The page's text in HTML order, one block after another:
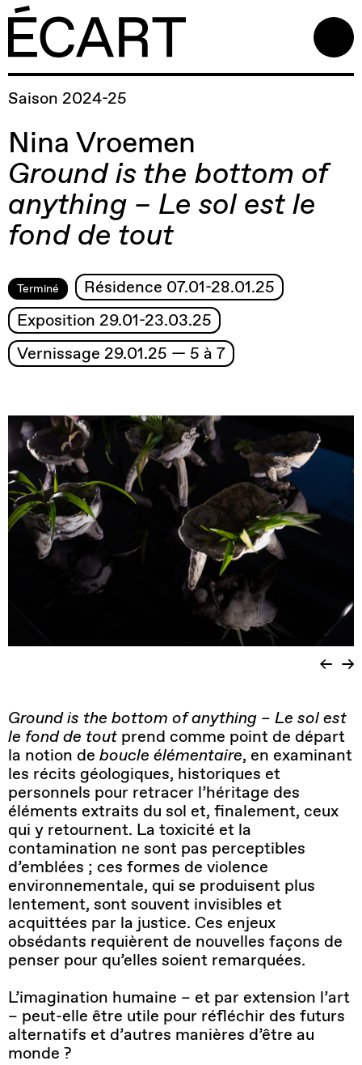
Saison 2024-25
Nina Vroemen
Groundisthe bottom of
anything – Le sol est le
fond de tout
Terminé
Résidence 07.01-28.01.25
Exposition 29.01-23.03.25
Vernissage 29.01.25 — 5 à 7
Ground is the bottom of anything – Le sol est
le fond de tout prend comme point de départ
la notion de boucle élémentaire, en examinant
les récits géologiques, historiques et
personnels pour retracer l’héritage des
éléments extraits du sol et, finalement, ceux
qui y retournent. La toxicité et la
contamination ne sont pas perceptibles
d’emblées ; ces formes de violence
environnementale, qui se produisent plus
lentement, sont souvent invisibles et
acquittées par la justice. Ces enjeux
obsédants requièrent de nouvelles façons de
penser pour qu’elles soient remarquées.
L’imagination humaine – et par extension l’art
– peut-elle être utile pour réfléchir des futurs
alternatifs et d’autres manières d’être au
monde ?